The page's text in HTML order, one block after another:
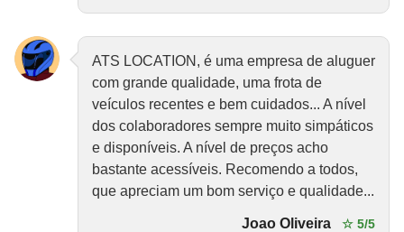
ATS LOCATION, é uma empresa de aluguer
com grande qualidade, uma frota de
veículos recentes e bem cuidados... A nível
dos colaboradores sempre muito simpáticos
e disponíveis. A nível de preços acho
bastante acessíveis. Recomendo a todos,
que apreciam um bom serviço e qualidade...
Joao Oliveira ☆ 5/5